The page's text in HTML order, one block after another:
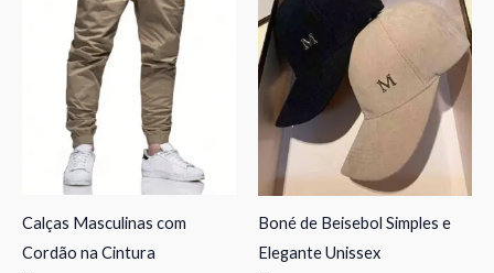
Calças Masculinas com
Cordão na Cintura
Boné de Beisebol Simples e
Elegante Unissex